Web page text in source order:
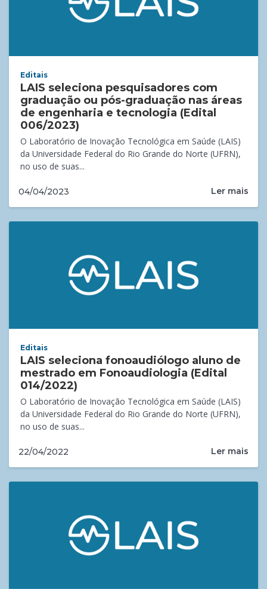
Editais
LAIS seleciona pesquisadores com
graduação ou pós-graduação nas áreas
de engenharia e tecnologia (Edital
006/2023)
O Laboratório de Inovação Tecnológica em Saúde (LAIS)
da Universidade Federal do Rio Grande do Norte (UFRN),
no uso de suas...
04/04/2023 Ler mais
Editais
LAIS seleciona fonoaudiólogo aluno de
mestrado em Fonoaudiologia (Edital
014/2022)
O Laboratório de Inovação Tecnológica em Saúde (LAIS)
da Universidade Federal do Rio Grande do Norte (UFRN),
no uso de suas...
22/04/2022 Ler mais